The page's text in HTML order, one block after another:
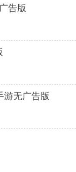
告版
游无广告版